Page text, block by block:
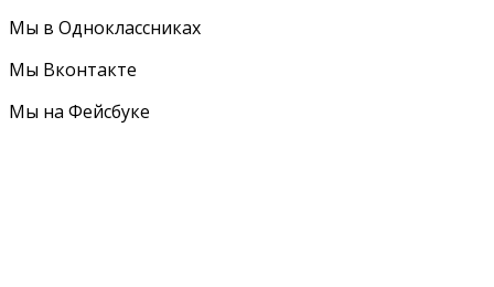
Мы в Одноклассниках
Мы Вконтакте
Мы на Фейсбуке